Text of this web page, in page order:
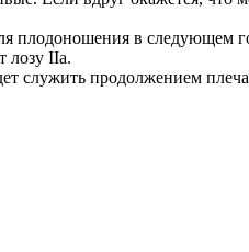
плодоношения в следующем
лозу IIа.
служить продолжением